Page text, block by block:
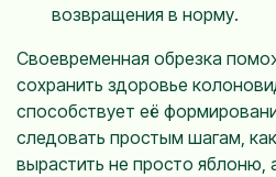
возвращения в норму.
Своевременная обрезка
сохранить здоровье
способствует её
следовать простым шагам,
вырастить не просто яблоню,